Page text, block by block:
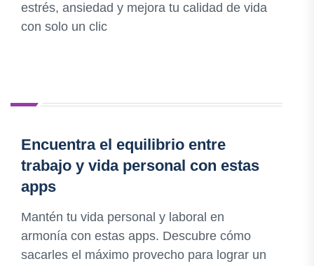
estrés, ansiedad y mejora tu calidad de vida
con solo un clic
Encuentra el equilibrio entre
trabajo y vida personal con estas
apps
Mantén tu vida personal y laboral en
armonía con estas apps. Descubre cómo
sacarles el máximo provecho para lograr un